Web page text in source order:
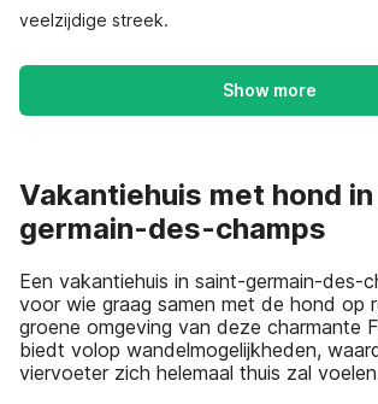
veelzijdige streek.
Show more
Vakantiehuis met hond
germain-des-champs
Een vakantiehuis in saint-germain-des-
voor wie graag samen met de hond op
groene omgeving van deze charmante
biedt volop wandelmogelijkheden,
viervoeter zich helemaal thuis zal